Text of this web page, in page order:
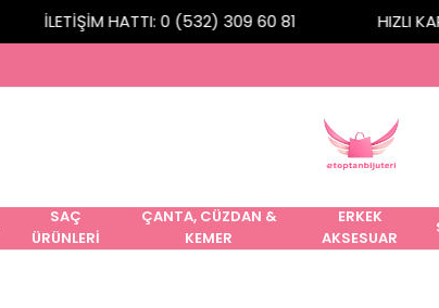
İLETİŞİM HATTI: 0 (532) 309 60 81 HIZLI
SAÇ
ÜRÜNLERİ
ÇANTA, CÜZDAN &
KEMER
ERKEK
AKSESUAR